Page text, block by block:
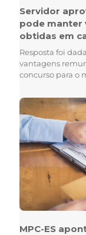
Servidor
pode manter
obtidas em
Resposta foi
vantagens
concurso para o
MPC-ES